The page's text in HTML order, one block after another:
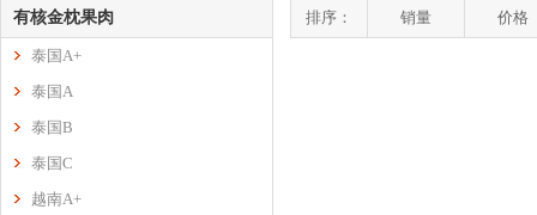
有核金枕果肉
泰国A+
泰国A
泰国B
泰国C
越南A+
排序： 销量 价格